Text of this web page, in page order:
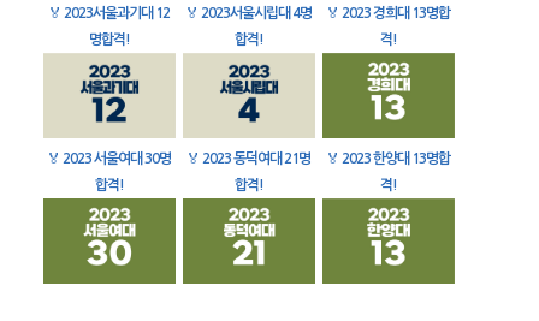
🏅 2023서울과기대 12
명합격!
🏅 2023서울시립대 4명
합격!
🏅 2023 경희대 13명합
격!
🏅 2023 서울여대 30명
합격!
🏅 2023 동덕여대 21명
합격!
🏅 2023 한양대 13명합
격!